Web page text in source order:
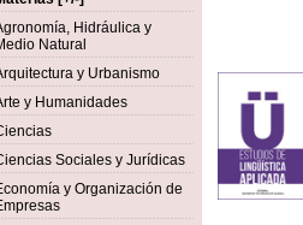
Hidráulica y
Natural
y Urbanismo
y Humanidades
Sociales y Jurídicas
y Organización de